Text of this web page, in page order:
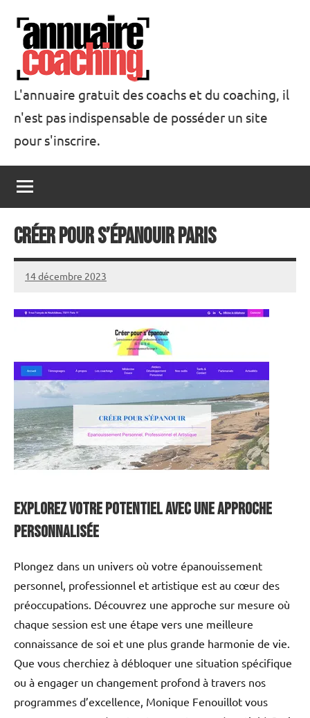
contenu
Annuaire
Coaching
L'annuaire gratuit des coachs et du coaching, il
n'est pas indispensable de posséder un site
pour s'inscrire.
Créer pour s’épanouir PARIS
14 décembre 2023
annuairecoaching
Explorez votre potentiel avec une approche
personnalisée
Plongez dans un univers où votre épanouissement
personnel, professionnel et artistique est au cœur des
préoccupations. Découvrez une approche sur mesure où
chaque session est une étape vers une meilleure
connaissance de soi et une plus grande harmonie de vie.
Que vous cherchiez à débloquer une situation spécifique
ou à engager un changement profond à travers nos
programmes d’excellence, Monique Fenouillot vous